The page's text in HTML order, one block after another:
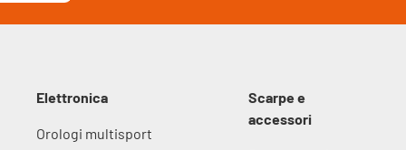
Elettronica
Orologi multisport
Scarpe e
accessori